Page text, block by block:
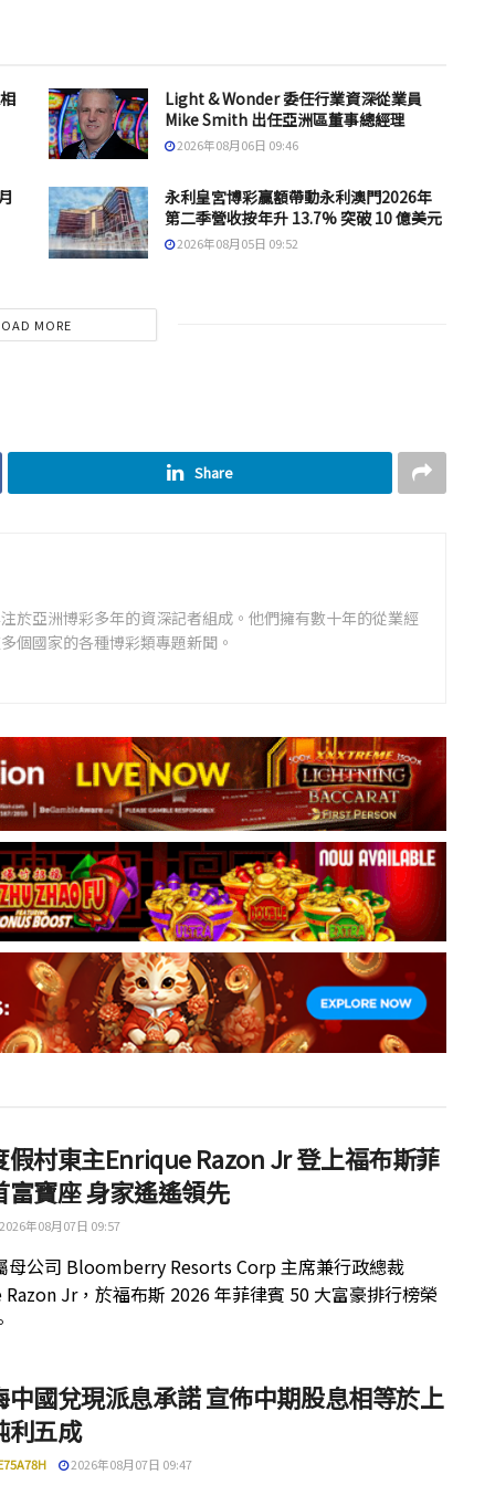
Light & Wonder 委任行業資深從業員
Mike Smith 出任亞洲區董事總經理
2026年08月06日 09:46
永利皇宮博彩贏額帶動永利澳門2026年
第二季營收按年升 13.7% 突破 10 億美元
2026年08月05日 09:52
MORE
Share
於亞洲博彩多年的資深記者組成。他們擁有數十年的從業經
個國家的各種博彩類專題新聞。
假村東主Enrique Razon Jr 登上福布斯菲
富寶座 身家遙遙領先
年08月07日 09:57
母公司 Bloomberry Resorts Corp 主席兼行政總裁
Jr，於福布斯 2026 年菲律賓 50 大富豪排行榜榮
中國兌現派息承諾 宣佈中期股息相等於上
利五成
2026年08月07日 09:47